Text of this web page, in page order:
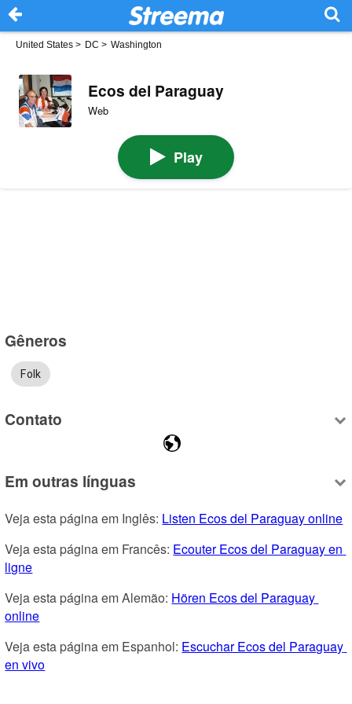
United States > DC > Washington
Ecos del Paraguay
Web
Play
Gêneros
Folk
Contato
Em outras línguas
Veja esta página em Inglês: Listen Ecos del Paraguay online
Veja esta página em Francês: Ecouter Ecos del Paraguay en
ligne
Veja esta página em Alemão: Hören Ecos del Paraguay
online
Veja esta página em Espanhol: Escuchar Ecos del Paraguay
en vivo